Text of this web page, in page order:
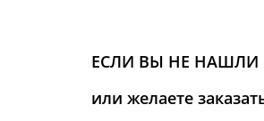
ЕСЛИ ВЫ НЕ НАШЛИ
или желаете